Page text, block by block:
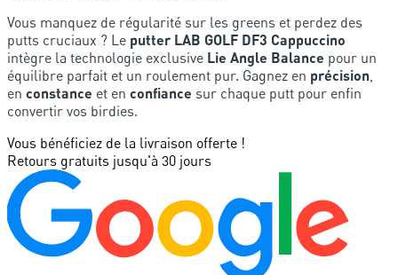
Vous manquez de régularité sur les greens et perdez des
putts cruciaux ? Le putter LAB GOLF DF3 Cappuccino
intègre la technologie exclusive Lie Angle Balance pour un
équilibre parfait et un roulement pur. Gagnez en précision
en constance et en confiance sur chaque putt pour enfin
convertir vos birdies.
Vous bénéficiez de la livraison offerte !
Retours gratuits jusqu'à 30 jours